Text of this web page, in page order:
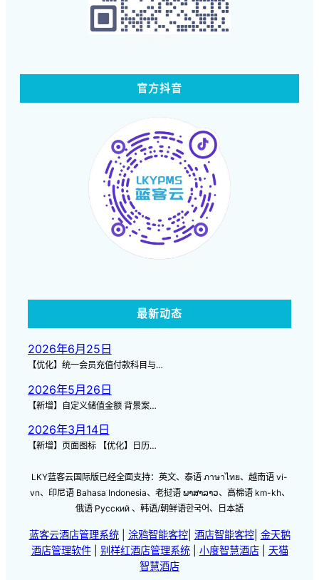
官方抖音
最新动态
2026年6月25日
【优化】统一会员充值付款科目与…
2026年5月26日
【新增】自定义储值金额 背景案…
2026年3月14日
【新增】页面图标 【优化】日历…
LKY蓝客云国际版已经全面支持：英文、泰语 ภาษาไทย、越南语 vi-
vn、印尼语 Bahasa Indonesia、老挝语 ພາສາລາວ、高棉语 km-kh、
俄语 Русский 、韩语/朝鲜语한국어、日本語
蓝客云酒店管理系统| 涂鸦智能客控| 酒店智能客控| 金天鹅
酒店管理软件| 别样红酒店管理系统| 小度智慧酒店| 天猫
智慧酒店